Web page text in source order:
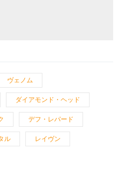
ヴェノム
ダイアモンド・ヘッド
デフ・レパード
ル レイヴン